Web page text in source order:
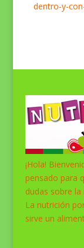
dentro-y-
¡Hola!
pensado para
dudas sobre
La nutrición
sirve un